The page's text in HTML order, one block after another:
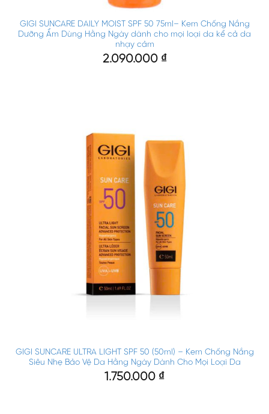
GIGI SUNCARE DAILY MOIST SPF 50 75ml– Kem Chống Nắng
Dưỡng Ẩm Dùng Hằng Ngày dành cho mọi loại da kể cả da
nhạy cảm
2.090.000 ₫
GIGI SUNCARE ULTRA LIGHT SPF 50 (50ml) – Kem Chống Nắng
Siêu Nhẹ Bảo Vệ Da Hằng Ngày Dành Cho Mọi Loại Da
1.750.000 ₫